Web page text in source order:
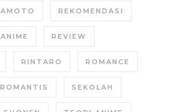
REKOMENDASI
REVIEW
RINTARO ROMANCE
ROMANTIS SEKOLAH